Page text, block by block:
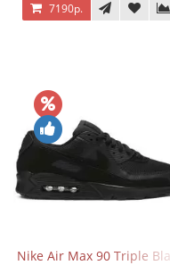
7190р.
Nike Air Max 90 Triple